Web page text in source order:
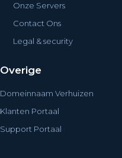
Onze Servers
Contact Ons
Legal & security
Overige
Domeinnaam Verhuizen
Klanten Portaal
Support Portaal